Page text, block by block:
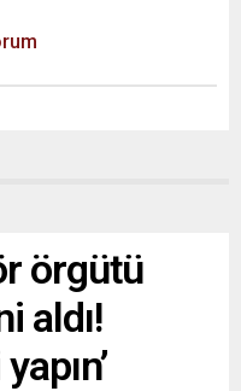
örgütü
aldı!